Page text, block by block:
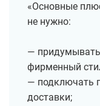
«Основные
не нужно:
— придумывать
фирменный
— подключать
доставки;